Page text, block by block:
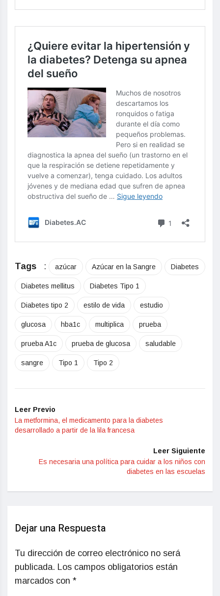
Tags : azúcar Azúcar en la Sangre Diabetes
Diabetes mellitus Diabetes Tipo 1
Diabetes tipo 2 estilo de vida estudio
glucosa hba1c multiplica prueba
prueba A1c prueba de glucosa saludable
sangre Tipo 1 Tipo 2
Leer Previo
La metformina, el medicamento para la diabetes
desarrollado a partir de la lila francesa
Leer Siguiente
Es necesaria una política para cuidar a los niños con
diabetes en las escuelas
Dejar una Respuesta
Tu dirección de correo electrónico no será
publicada. Los campos obligatorios están
marcados con *